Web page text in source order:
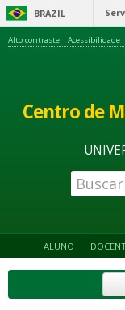
BRAZIL
Alto contraste Acessibilidade
Centro de
ALUNO